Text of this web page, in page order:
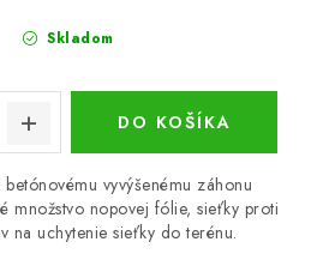
Skladom
DO KOŠÍKA
vyvýšenému záhonu
množstvo nopovej fólie, sieťky proti
na uchytenie sieťky do terénu.